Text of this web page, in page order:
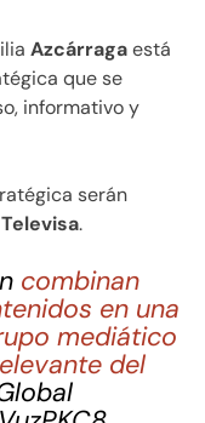
Azcárragaestá
que se
informativo y
serán
Televisa.
combinan
en una
mediático
del